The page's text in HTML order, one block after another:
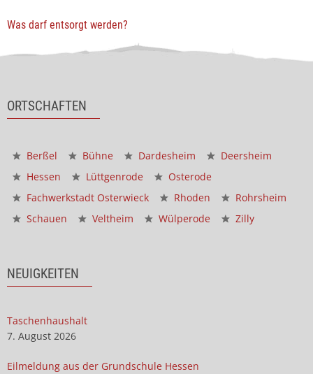
Was darf entsorgt werden?
ORTSCHAFTEN
Berßel Bühne Dardesheim
Deersheim
Hessen
Lüttgenrode
Osterode
Fachwerkstadt Osterwieck
Rhoden
Rohrsheim
Schauen
Veltheim Wülperode Zilly
NEUIGKEITEN
Taschenhaushalt
7. August 2026
Eilmeldung aus der Grundschule Hessen